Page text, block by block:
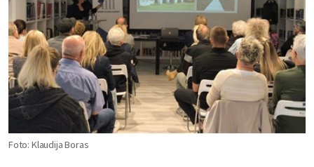
Foto: Klaudija Boras